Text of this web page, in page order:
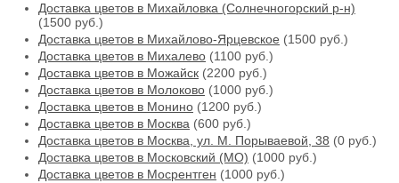
Доставка цветов в Михайловка (Солнечногорский р-н)
(1500 руб.)
Доставка цветов в Михайлово-Ярцевское (1500 руб.)
Доставка цветов в Михалево (1100 руб.)
Доставка цветов в Можайск (2200 руб.)
Доставка цветов в Молоково (1000 руб.)
Доставка цветов в Монино (1200 руб.)
Доставка цветов в Москва (600 руб.)
Доставка цветов в Москва, ул. М. Порываевой, 38 (0 руб.)
Доставка цветов в Московский (МО) (1000 руб.)
Доставка цветов в Мосрентген (1000 руб.)